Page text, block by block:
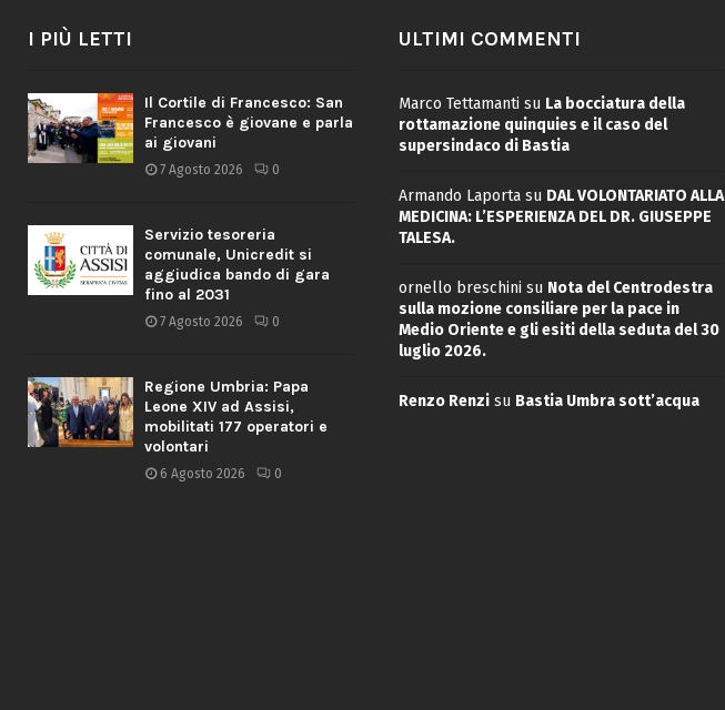
I PIÙ LETTI
Il Cortile di Francesco: San
Francesco è giovane e parla
ai giovani
7 Agosto 2026 0
Servizio tesoreria
comunale, Unicredit si
aggiudica bando di gara
fino al 2031
7 Agosto 2026 0
Regione Umbria: Papa
Leone XIV ad Assisi,
mobilitati 177 operatori e
volontari
6 Agosto 2026 0
ULTIMI COMMENTI
Marco Tettamanti su La bocciatura della
rottamazione quinquies e il caso del
supersindaco di Bastia
Armando Laportasu DAL VOLONTARIATO ALLA
MEDICINA: L’ESPERIENZA DEL DR. GIUSEPPE
TALESA.
ornello breschini su Nota del Centrodestra
sulla mozione consiliare per la pace in
Medio Oriente e gli esiti della seduta del 30
luglio 2026.
Renzo Renzisu Bastia Umbra sott’acqua